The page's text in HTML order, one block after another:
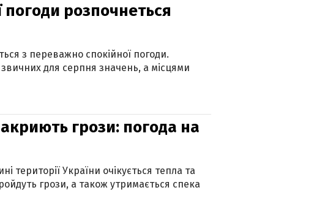
погоди розпочнеться
з переважно спокійної погоди.
для серпня значень, а місцями
грози: погода на
території України очікується тепла та
грози, а також утримається спека